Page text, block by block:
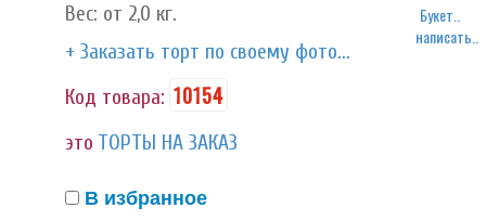
написать..
Вес: от 2,0 кг.
+ Заказать торт по своему фото...
Код товара: 10154
это ТОРТЫ НА ЗАКАЗ
В избранное